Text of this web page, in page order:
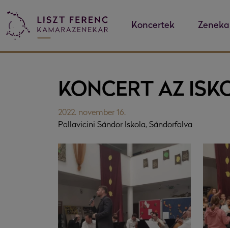
Koncertek
KONCERT AZ
2022. november 16.
Pallavicini Sándor Iskola, Sándorfalva